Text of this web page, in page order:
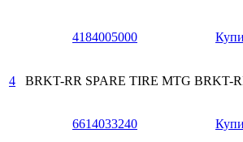
4184005000
4
BRKT-RR SPARE TIRE MTG BRKT-
6614033240